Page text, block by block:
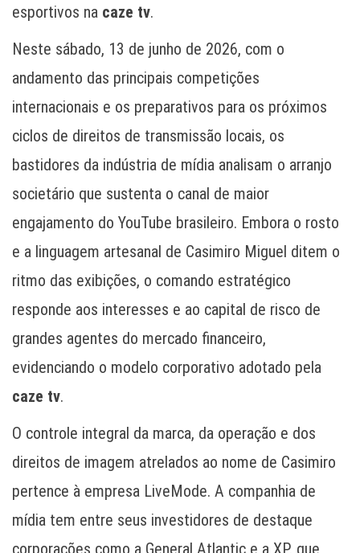
esportivos na caze tv.
Neste sábado, 13 de junho de 2026, com o
andamento das principais competições
internacionais e os preparativos para os próximos
ciclos de direitos de transmissão locais, os
bastidores da indústria de mídia analisam o arranjo
societário que sustenta o canal de maior
engajamento do YouTube brasileiro. Embora o rosto
e a linguagem artesanal de Casimiro Miguel ditem o
ritmo das exibições, o comando estratégico
responde aos interesses e ao capital de risco de
grandes agentes do mercado financeiro,
evidenciando o modelo corporativo adotado pela
caze tv.
O controle integral da marca, da operação e dos
direitos de imagem atrelados ao nome de Casimiro
pertence à empresa LiveMode. A companhia de
mídia tem entre seus investidores de destaque